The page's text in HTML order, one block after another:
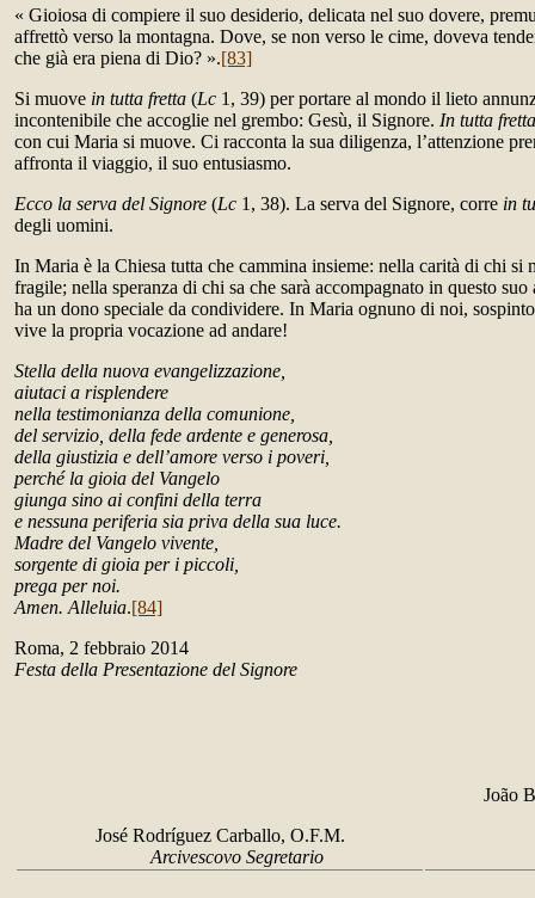
« Gioiosa di compiere il suo desiderio, delicata nel suo dovere,
affrettò verso la montagna. Dove, se non verso le cime, doveva
che già era piena di Dio? ».[83]
Si muove in tutta fretta (Lc 1, 39) per portare al mondo il lieto
incontenibile che accoglie nel grembo: Gesù, il Signore. In tutta fretta
con cui Maria si muove. Ci racconta la sua diligenza, l’attenzione
affronta il viaggio, il suo entusiasmo.
Ecco la serva del Signore (Lc 1, 38). La serva del Signore, corre in
degli uomini.
In Maria è la Chiesa tutta che cammina insieme: nella carità di chi si
fragile; nella speranza di chi sa che sarà accompagnato in questo
ha un dono speciale da condividere. In Maria ognuno di noi,
vive la propria vocazione ad andare!
Stella della nuova evangelizzazione,
aiutaci a risplendere
nella testimonianza della comunione,
del servizio, della fede ardente e generosa,
della giustizia e dell’amore verso i poveri,
perché la gioia del Vangelo
giunga sino ai confini della terra
e nessuna periferia sia priva della sua luce.
Madre del Vangelo vivente,
sorgente di gioia per i piccoli,
prega per noi.
Amen. Alleluia.[84]
Roma, 2 febbraio 2014
Festa della Presentazione del Signore
José Rodríguez Carballo, O.F.M.
Arcivescovo Segretario
João